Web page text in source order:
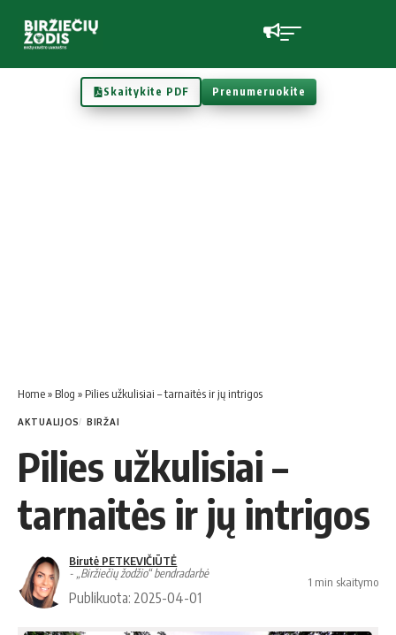
Skaitykite PDF Prenumeruokite
Home» Blog » Pilies užkulisiai – tarnaitės ir jų intrigos
AKTUALIJOS BIRŽAI
Pilies užkulisiai –
tarnaitės ir jų intrigos
Birutė PETKEVIČIŪTĖ
- „Biržiečių žodžio“ bendradarbė
Publikuota: 2025-04-01
1 min skaitymo